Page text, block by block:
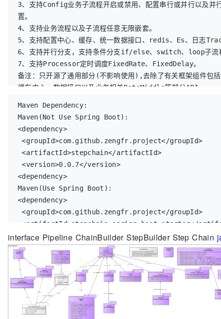
3、支持Config业务子流程开启或禁用、配置串行或并行以及并
置。
4、支持业务流程以及子流程任意无限嵌套。
5、支持配置中心、缓存、统一数据接口、redis、Es、日志
6、支持并行分支，支持条件分支if/else、switch、loop子
7、支持Processor定时调度FixedRate、FixedDelay。
备注：只开源了通用部分(不影响使用),去除了有关框架组件包
缓存中心、数据接口以及业务相关DataMiddle等部分API。
Maven Dependency:
Maven(Not Use Spring Boot):
<dependency>
<groupId>com.github.zengfr.project</groupId>
<artifactId>stepchain</artifactId>
<version>0.0.7</version>
<dependency>
Maven(Use Spring Boot):
<dependency>
<groupId>com.github.zengfr.project</groupId>
<version>0.0.7</version>
<dependency>
Gradle:
compile group: 'com.github.zengfr.project', name:
'stepchain', version: '0.0.7'
compile group: 'com.github.zengfr.project',
spring-boot-starter', version: '0.0.7'
interface Pipeline ChainBuilder StepBuilder Step Chain